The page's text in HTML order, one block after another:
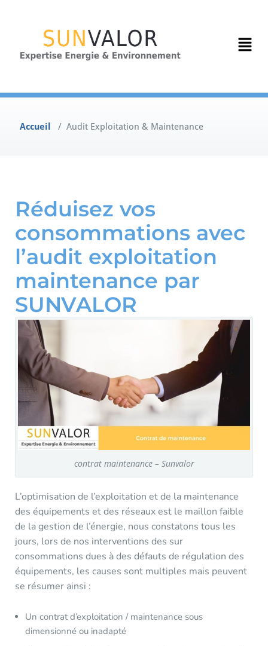
Accueil / Audit Exploitation & Maintenance
Réduisez vos
consommations avec
l’audit exploitation
maintenance par
SUNVALOR
contrat maintenance – Sunvalor
L’optimisation de l’exploitation et de la maintenance
des équipements et des réseaux est le maillon faible
de la gestion de l’énergie, nous constatons tous les
jours, lors de nos interventions des sur
consommations dues à des défauts de régulation des
équipements, les causes sont multiples mais peuvent
se résumer ainsi :
Un contrat d’exploitation / maintenance sous
dimensionné ou inadapté